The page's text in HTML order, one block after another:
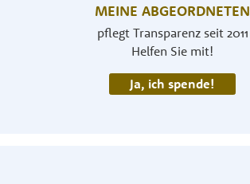
MEINE ABGEORDNETEN
pflegt Transparenz seit 2011
Helfen Sie mit!
Ja, ich spende!